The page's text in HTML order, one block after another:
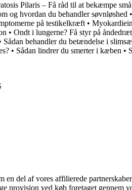
Pilaris – Få råd til at bekæmpe
og hvordan du behandler søvnløshed •
på testikelkræft •
• Ondt i lungerne? Få styr på
Sådan behandler du betændelse i
• Sådan lindrer du smerter i kæben •
del af vores affilierede
provision ved køb foretaget gennem